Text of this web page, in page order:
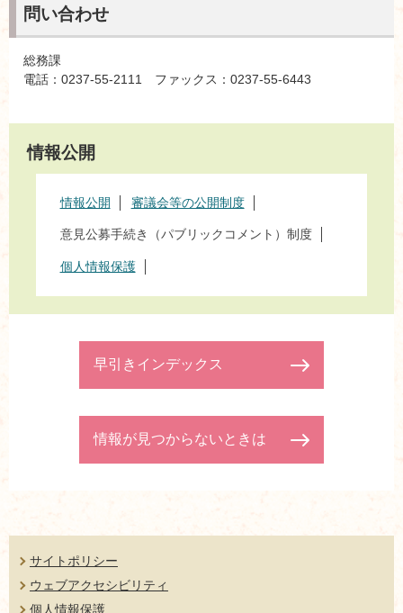
問い合わせ
総務課
電話：0237-55-2111 ファックス：0237-55-6443
情報公開
情報公開 審議会等の公開制度
意見公募手続き（パブリックコメント）制度
個人情報保護
早引きインデックス
情報が見つからないときは
サイトポリシー
ウェブアクセシビリティ
個人情報保護